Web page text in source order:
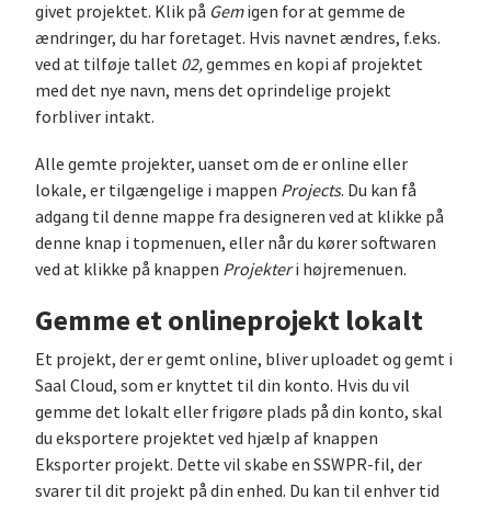
givet projektet. Klik på Gemigen for at gemme de
ændringer, du har foretaget. Hvis navnet ændres, f.eks.
ved at tilføje tallet 02,gemmes en kopi af projektet
med det nye navn, mens det oprindelige projekt
forbliver intakt.
Alle gemte projekter, uanset om de er online eller
lokale, er tilgængelige i mappen Projects. Du kan få
adgang til denne mappe fra designeren ved at klikke på
denne knap i topmenuen, eller når du kører softwaren
ved at klikke på knappen Projekteri højremenuen.
Gemme et onlineprojekt lokalt
Et projekt, der er gemt online, bliver uploadet og gemt i
Saal Cloud, som er knyttet til din konto. Hvis du vil
gemme det lokalt eller frigøre plads på din konto, skal
du eksportere projektet ved hjælp af knappen
Eksporter projekt. Dette vil skabe en SSWPR-fil, der
svarer til dit projekt på din enhed. Du kan til enhver tid